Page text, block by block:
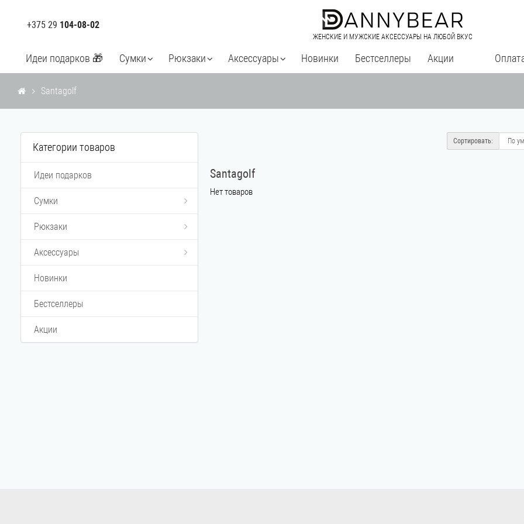
+375 29 104-08-02
ЖЕНСКИЕ И МУЖСКИЕ АКСЕССУАРЫ НА ЛЮБОЙ ВКУС
Идеи подарков 🎁 Сумки Рюкзаки Аксессуары Новинки Бестселлеры Акции
Santagolf
Категории товаров
Идеи подарков
Сумки
Рюкзаки
Аксессуары
Новинки
Бестселлеры
Акции
Сортировать:
Santagolf
Нет товаров